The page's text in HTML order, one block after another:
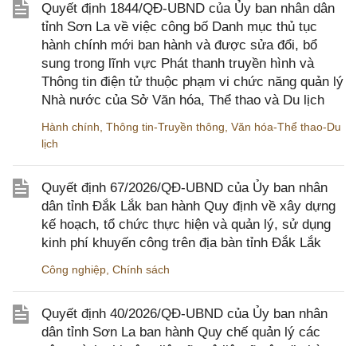
Quyết định 1844/QĐ-UBND của Ủy ban nhân dân
tỉnh Sơn La về việc công bố Danh mục thủ tục
hành chính mới ban hành và được sửa đổi, bổ
sung trong lĩnh vực Phát thanh truyền hình và
Thông tin điện tử thuộc phạm vi chức năng quản lý
Nhà nước của Sở Văn hóa, Thể thao và Du lịch
Hành chính, Thông tin-Truyền thông, Văn hóa-Thể thao-Du
lịch
Quyết định 67/2026/QĐ-UBND của Ủy ban nhân
dân tỉnh Đắk Lắk ban hành Quy định về xây dựng
kế hoạch, tổ chức thực hiện và quản lý, sử dụng
kinh phí khuyến công trên địa bàn tỉnh Đắk Lắk
Công nghiệp, Chính sách
Quyết định 40/2026/QĐ-UBND của Ủy ban nhân
dân tỉnh Sơn La ban hành Quy chế quản lý các